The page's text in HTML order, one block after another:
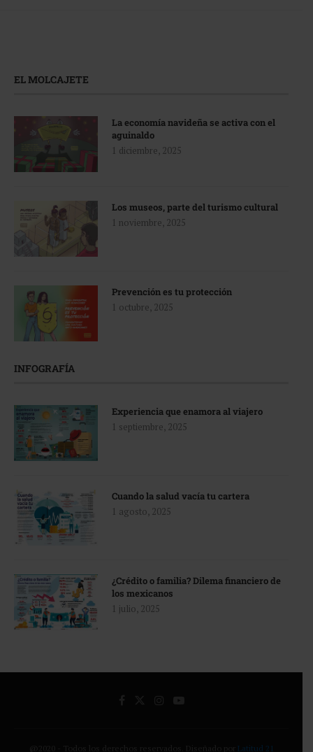
EL MOLCAJETE
La economía navideña se activa con el
aguinaldo
1 diciembre, 2025
Los museos, parte del turismo cultural
1 noviembre, 2025
Prevención es tu protección
1 octubre, 2025
INFOGRAFÍA
Experiencia que enamora al viajero
1 septiembre, 2025
Cuando la salud vacía tu cartera
1 agosto, 2025
¿Crédito o familia? Dilema financiero de
los mexicanos
1 julio, 2025
Latitud 21